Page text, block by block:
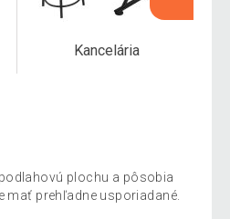
Kancelária
plochu a pôsobia
mať prehľadne usporiadané.